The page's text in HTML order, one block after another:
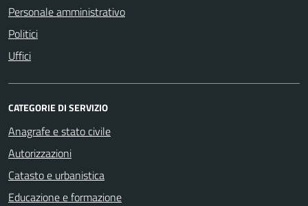
Personale amministrativo
Politici
Uffici
CATEGORIE DI SERVIZIO
Anagrafe e stato civile
Autorizzazioni
Catasto e urbanistica
Educazione e formazione